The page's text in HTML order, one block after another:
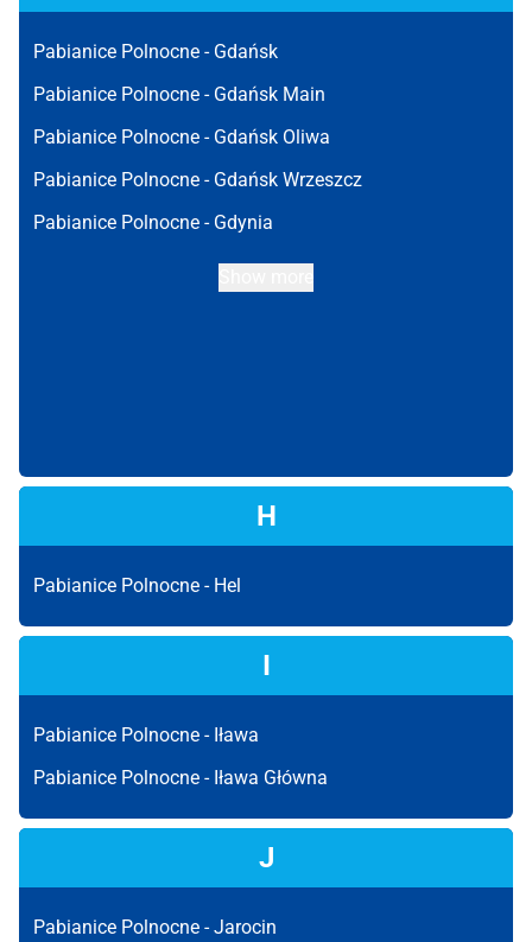
Pabianice Polnocne - Gdańsk
Pabianice Polnocne - Gdańsk Main
Pabianice Polnocne - Gdańsk Oliwa
Pabianice Polnocne - Gdańsk Wrzeszcz
Pabianice Polnocne - Gdynia
H
Pabianice Polnocne - Hel
I
Pabianice Polnocne - Iława
Pabianice Polnocne - Iława Główna
J
Pabianice Polnocne -Jarocin